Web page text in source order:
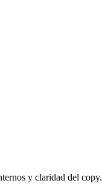
y claridad del copy.